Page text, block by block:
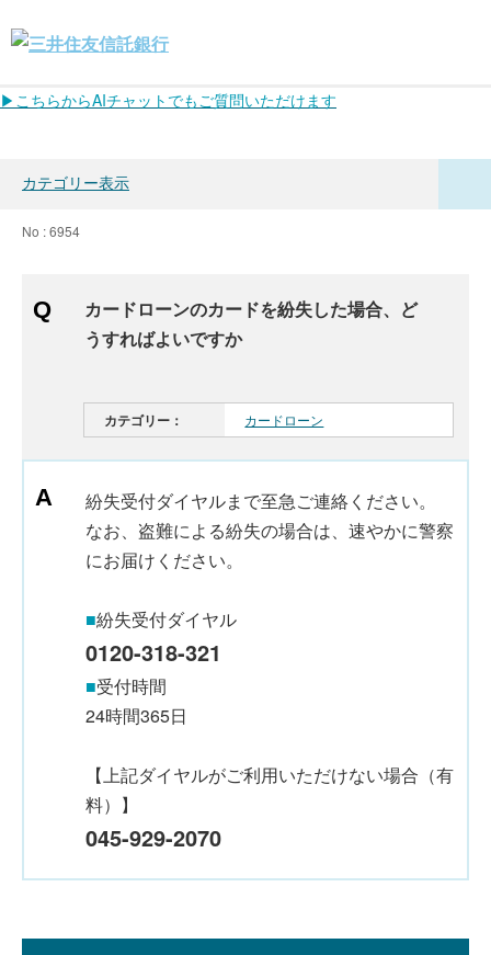
▶こちらからAIチャットでもご質問いただけます
カテゴリー表示
No : 6954
カードローンのカードを紛失した場合、ど
うすればよいですか
カテゴリー： カードローン
紛失受付ダイヤルまで至急ご連絡ください。
なお、盗難による紛失の場合は、速やかに警察
にお届けください。
■紛失受付ダイヤル
0120-318-321
■受付時間
24時間365日
【上記ダイヤルがご利用いただけない場合（有
料）】
045-929-2070